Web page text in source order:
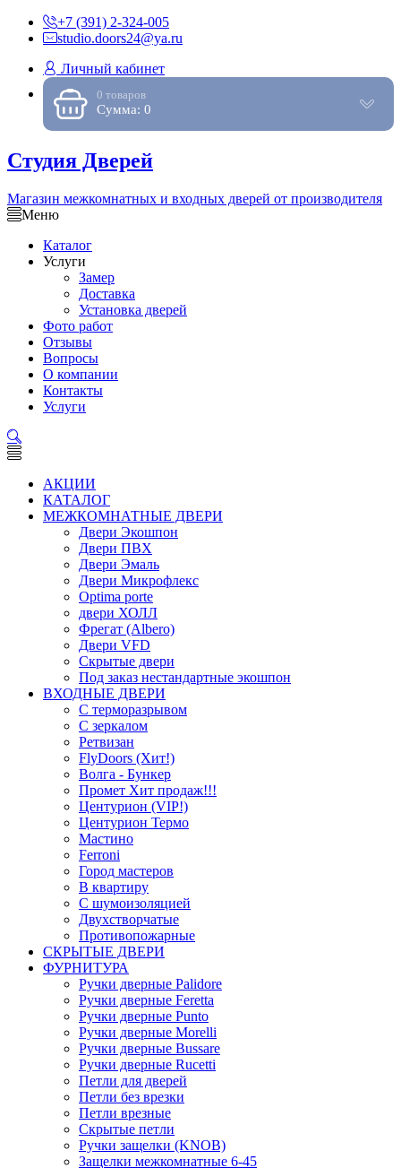
+7 (391) 2-324-005
studio.doors24@ya.ru
Личный кабинет
0 товаров
Сумма: 0
Студия Дверей
Магазин межкомнатных и входных дверей от производителя
Меню
Каталог
Услуги
Замер
Доставка
Установка дверей
Фото работ
Отзывы
Вопросы
О компании
Контакты
Услуги
АКЦИИ
КАТАЛОГ
МЕЖКОМНАТНЫЕ ДВЕРИ
Двери Экошпон
Двери ПВХ
Двери Эмаль
Двери Микрофлекс
Optima porte
двери ХОЛЛ
Фрегат (Albero)
Двери VFD
Скрытые двери
Под заказ нестандартные экошпон
ВХОДНЫЕ ДВЕРИ
С терморазрывом
С зеркалом
Ретвизан
FlyDoors (Хит!)
Волга - Бункер
Промет Хит продаж!!!
Центурион (VIP!)
Центурион Термо
Мастино
Ferroni
Город мастеров
В квартиру
С шумоизоляцией
Двухстворчатые
Противопожарные
СКРЫТЫЕ ДВЕРИ
ФУРНИТУРА
Ручки дверные Palidore
Ручки дверные Feretta
Ручки дверные Punto
Ручки дверные Morelli
Ручки дверные Bussare
Ручки дверные Rucetti
Петли для дверей
Петли без врезки
Петли врезные
Скрытые петли
Ручки защелки (KNOB)
Защелки межкомнатные 6-45